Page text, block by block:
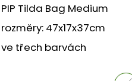
PIP Tilda Bag Medium
rozměry: 47x17x37cm
ve třech barvách